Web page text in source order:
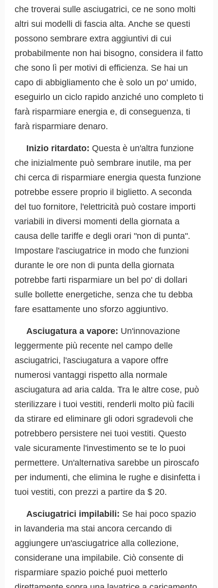
che troverai sulle asciugatrici, ce ne sono molti
altri sui modelli di fascia alta. Anche se questi
possono sembrare extra aggiuntivi di cui
probabilmente non hai bisogno, considera il fatto
che sono lì per motivi di efficienza. Se hai un
capo di abbigliamento che è solo un po' umido,
eseguirlo un ciclo rapido anziché uno completo ti
farà risparmiare energia e, di conseguenza, ti
farà risparmiare denaro.
Inizio ritardato: Questa è un'altra funzione
che inizialmente può sembrare inutile, ma per
chi cerca di risparmiare energia questa funzione
potrebbe essere proprio il biglietto. A seconda
del tuo fornitore, l'elettricità può costare importi
variabili in diversi momenti della giornata a
causa delle tariffe e degli orari "non di punta".
Impostare l'asciugatrice in modo che funzioni
durante le ore non di punta della giornata
potrebbe farti risparmiare un bel po' di dollari
sulle bollette energetiche, senza che tu debba
fare esattamente uno sforzo aggiuntivo.
Asciugatura a vapore: Un'innovazione
leggermente più recente nel campo delle
asciugatrici, l'asciugatura a vapore offre
numerosi vantaggi rispetto alla normale
asciugatura ad aria calda. Tra le altre cose, può
sterilizzare i tuoi vestiti, renderli molto più facili
da stirare ed eliminare gli odori sgradevoli che
potrebbero persistere nei tuoi vestiti. Questo
vale sicuramente l'investimento se te lo puoi
permettere. Un'alternativa sarebbe un piroscafo
per indumenti, che elimina le rughe e disinfetta i
tuoi vestiti, con prezzi a partire da $ 20.
Asciugatrici impilabili: Se hai poco spazio
in lavanderia ma stai ancora cercando di
aggiungere un'asciugatrice alla collezione,
considerane una impilabile. Ciò consente di
risparmiare spazio poiché puoi metterlo